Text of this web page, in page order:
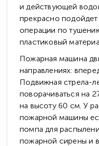
и действующей
прекрасно
операции по
пластиковый
Пожарная машина
направлениях:
Подвижная стрела-
поворачиваться на
на высоту 60 см. У
пожарной машины
помпа для
пожарной сирены и